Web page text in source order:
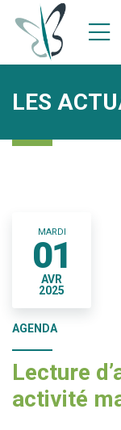
LES
MARDI
01
AVR
2025
AGENDA
Lecture
activité